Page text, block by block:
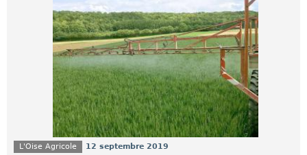
L'Oise Agricole 12 septembre 2019